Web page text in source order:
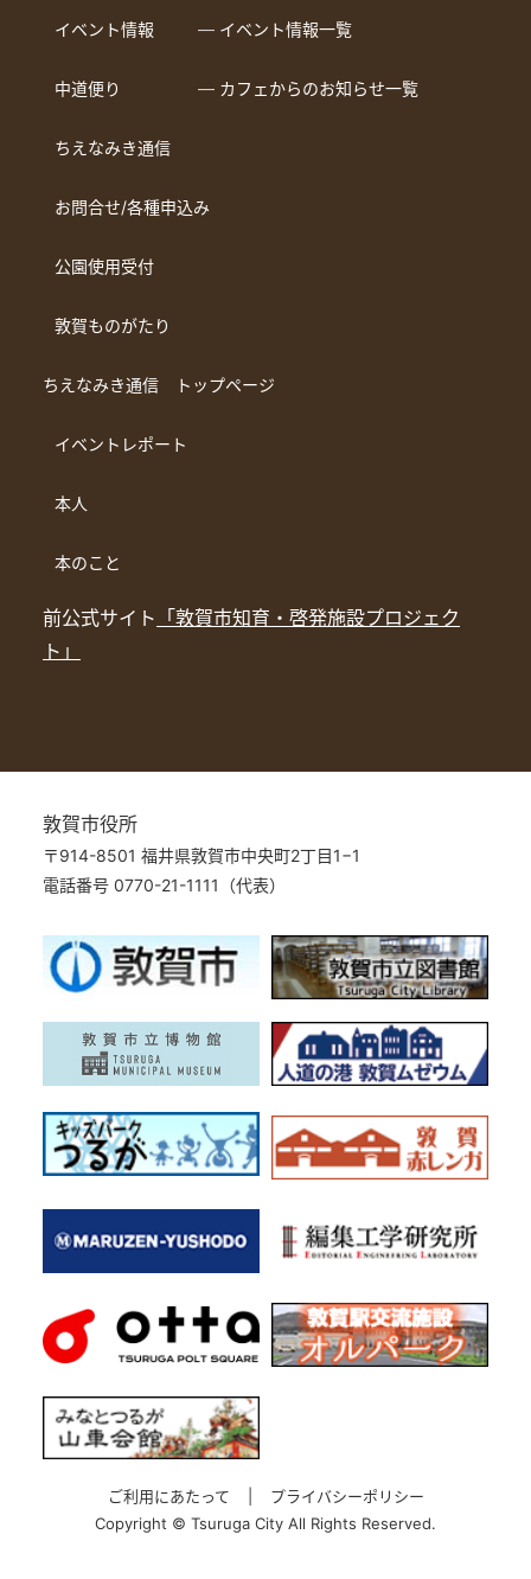
イベント情報 ― イベント情報一覧
中道便り ― カフェからのお知らせ一覧
ちえなみき通信
お問合せ/各種申込み
公園使用受付
敦賀ものがたり
ちえなみき通信 トップページ
イベントレポート
本人
本のこと
前公式サイト 「敦賀市知育・啓発施設プロジェク
ト」
敦賀市役所
〒914-8501 福井県敦賀市中央町2丁目1−1
電話番号 0770-21-1111（代表）
ご利用にあたって
プライバシーポリシー
Copyright © Tsuruga City All Rights Reserved.